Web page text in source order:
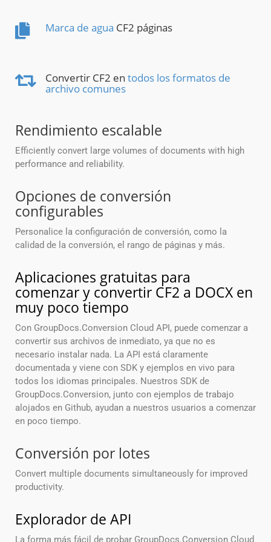
Marca de agua CF2 páginas
Convertir CF2 en todos los formatos de
archivo comunes
Rendimiento escalable
Efficiently convert large volumes of documents with high
performance and reliability.
Opciones de conversión
configurables
Personalice la configuración de conversión, como la
calidad de la conversión, el rango de páginas y más.
Aplicaciones gratuitas para
comenzar y convertir CF2 a DOCX en
muy poco tiempo
Con GroupDocs.Conversion Cloud API, puede comenzar a
convertir sus archivos de inmediato, ya que no es
necesario instalar nada. La API está claramente
documentada y viene con SDK y ejemplos en vivo para
todos los idiomas principales. Nuestros SDK de
GroupDocs.Conversion, junto con ejemplos de trabajo
alojados en Github, ayudan a nuestros usuarios a comenzar
en poco tiempo.
Conversión por lotes
Convert multiple documents simultaneously for improved
productivity.
Explorador de API
La forma más fácil de probar GroupDocs.Conversion Cloud